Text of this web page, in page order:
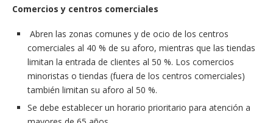
Comercios y centros comerciales
Abren las zonas comunes y de ocio de los centros
comerciales al 40 % de su aforo, mientras que las tiendas
limitan la entrada de clientes al 50 %. Los comercios
minoristas o tiendas (fuera de los centros comerciales)
también limitan su aforo al 50 %.
Se debe establecer un horario prioritario para atención a